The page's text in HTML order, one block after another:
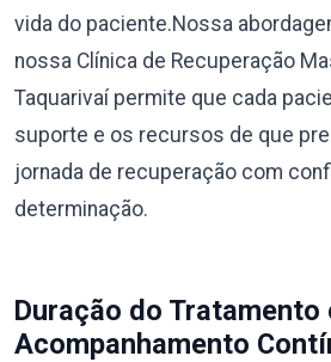
vida do paciente.Nossa
nossa Clínica de Recuperação
Taquarivaí permite que cada
suporte e os recursos de que
jornada de recuperação com
determinação.
Duração do Tratamento
Acompanhamento